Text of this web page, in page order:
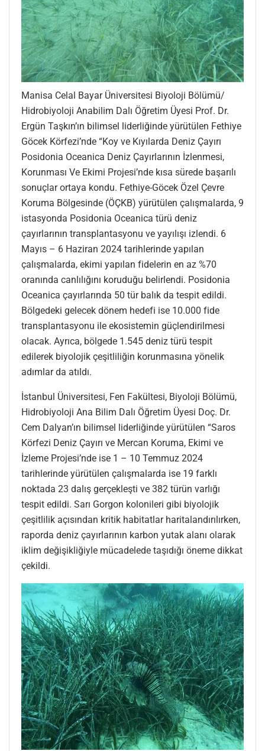
Manisa Celal Bayar Üniversitesi Biyoloji Bölümü/
Hidrobiyoloji Anabilim Dalı Öğretim Üyesi Prof. Dr.
Ergün Taşkın’ın bilimsel liderliğinde yürütülen Fethiye
Göcek Körfezi’nde “Koy ve Kıyılarda Deniz Çayırı
Posidonia Oceanica Deniz Çayırlarının İzlenmesi,
Korunması Ve Ekimi Projesi’nde kısa sürede başarılı
sonuçlar ortaya kondu. Fethiye-Göcek Özel Çevre
Koruma Bölgesinde (ÖÇKB) yürütülen çalışmalarda, 9
istasyonda Posidonia Oceanica türü deniz
çayırlarının transplantasyonu ve yayılışı izlendi. 6
Mayıs – 6 Haziran 2024 tarihlerinde yapılan
çalışmalarda, ekimi yapılan fidelerin en az %70
oranında canlılığını koruduğu belirlendi. Posidonia
Oceanica çayırlarında 50 tür balık da tespit edildi.
Bölgedeki gelecek dönem hedefi ise 10.000 fide
transplantasyonu ile ekosistemin güçlendirilmesi
olacak. Ayrıca, bölgede 1.545 deniz türü tespit
edilerek biyolojik çeşitliliğin korunmasına yönelik
adımlar da atıldı.
İstanbul Üniversitesi, Fen Fakültesi, Biyoloji Bölümü,
Hidrobiyoloji Ana Bilim Dalı Öğretim Üyesi Doç. Dr.
Cem Dalyan’ın bilimsel liderliğinde yürütülen “Saros
Körfezi Deniz Çayırı ve Mercan Koruma, Ekimi ve
İzleme Projesi’nde ise 1 – 10 Temmuz 2024
tarihlerinde yürütülen çalışmalarda ise 19 farklı
noktada 23 dalış gerçekleşti ve 382 türün varlığı
tespit edildi. Sarı Gorgon kolonileri gibi biyolojik
çeşitlilik açısından kritik habitatlar haritalandırılırken,
raporda deniz çayırlarının karbon yutak alanı olarak
iklim değişikliğiyle mücadelede taşıdığı öneme dikkat
çekildi.